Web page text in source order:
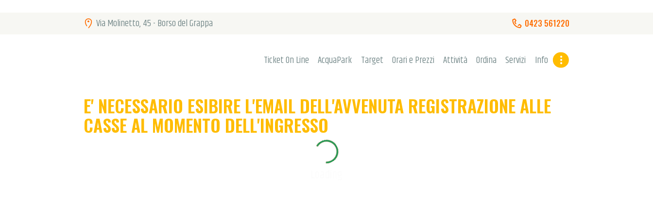
Via Molinetto, 45 - Borso del Grappa 0423 561220
Ticket On Line AcquaPark Target Orari e Prezzi Attività Ordina Servizi Info
TARGET
ATTIVITÀ
ORDINA
E' NECESSARIO ESIBIRE L'EMAIL DELL'AVVENUTA REGISTRAZIONE ALLE
CASSE AL MOMENTO DELL'INGRESSO